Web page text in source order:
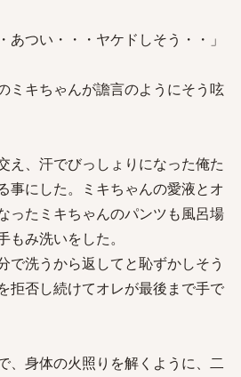
あつい・・・ヤケドしそう・・」
ミキちゃんが譫言のようにそう呟
え、汗でびっしょりになった俺た
事にした。ミキちゃんの愛液とオ
ったミキちゃんのパンツも風呂場
み洗いをした。
で洗うから返してと恥ずかしそう
拒否し続けてオレが最後まで手で
、身体の火照りを解くように、二